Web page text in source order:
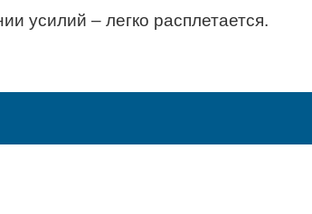
усилий – легко расплетается.